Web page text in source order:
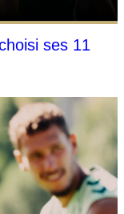
ses 11